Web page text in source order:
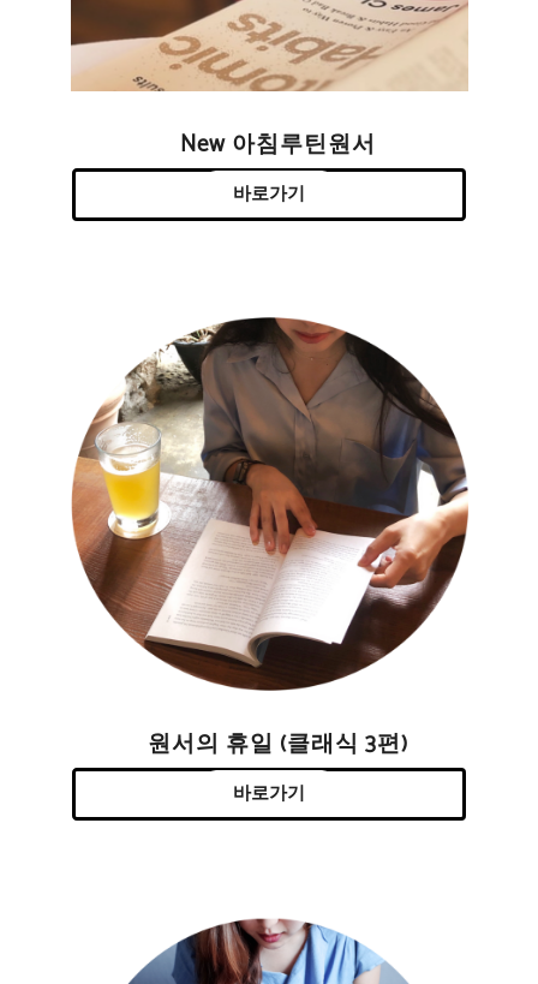
New 아침루틴원서
바로가기
원서의 휴일 (클래식 3편)
바로가기